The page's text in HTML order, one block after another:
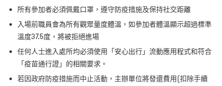
所有參加者必須佩戴口罩，遵守防疫措施及保持社交距離
入場前職員會為所有觀眾量度體溫，如參加者體溫顯示超過標準
溫度37.5度，將被拒絕進場
任何人士進入處所均必須使用「安心出行」流動應用程式和符合
「疫苗通行證」的相關要求。
若因政府防疫措施而中止活動，主辦單位將發還費用(扣除手續